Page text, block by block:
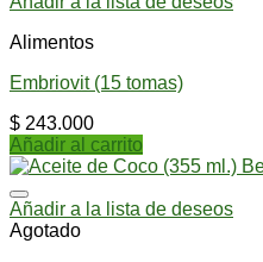
Alimentos
Embriovit (15 tomas)
$ 243.000
Añadir al carrito
Añadir a la lista de deseos
Agotado